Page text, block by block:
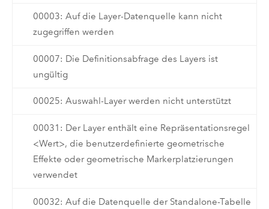
00003: Auf die Layer-Datenquelle kann nicht
zugegriffen werden
00007: Die Definitionsabfrage des Layers ist
ungültig
00025: Auswahl-Layer werden nicht unterstützt
00031: Der Layer enthält eine Repräsentationsregel
<Wert>, die benutzerdefinierte geometrische
Effekte oder geometrische Markerplatzierungen
verwendet
00032: Auf die Datenquelle der Standalone-Tabelle